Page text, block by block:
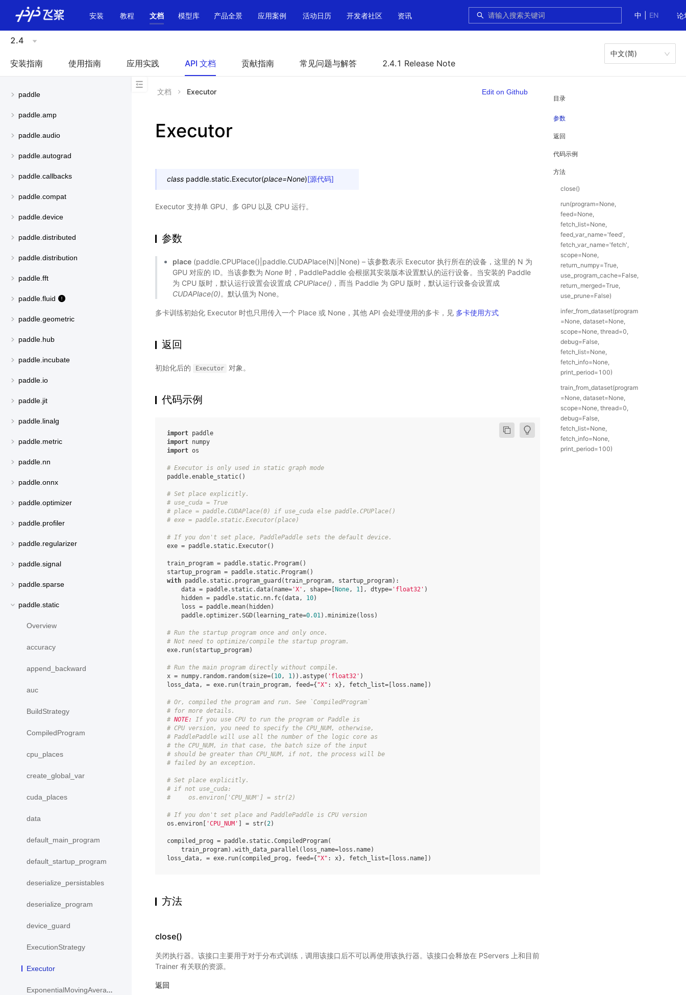
中
EN 论
安装 教程 文档 模型库 产品全景 应用案例 活动日历 开发者社区 资讯
2.4
安装指南 使用指南 应用实践 API 文档 贡献指南 常见问题与解答 2.4.1 Release Note
中文(简)
paddle
paddle.amp
paddle.audio
paddle.autograd
paddle.callbacks
paddle.compat
paddle.device
paddle.distributed
paddle.distribution
paddle.fft
paddle.fluid
paddle.geometric
paddle.hub
paddle.incubate
paddle.io
paddle.jit
paddle.linalg
paddle.metric
paddle.nn
paddle.onnx
paddle.optimizer
paddle.profiler
paddle.regularizer
paddle.signal
paddle.sparse
paddle.static
Overview
accuracy
append_backward
auc
BuildStrategy
CompiledProgram
cpu_places
create_global_var
cuda_places
data
default_main_program
default_startup_program
deserialize_persistables
deserialize_program
device_guard
ExecutionStrategy
Executor
ExponentialMovingAverage
目录
参数
返回
代码示例
方法
close()
run(program=None,
feed=None,
fetch_list=None,
feed_var_name='feed',
fetch_var_name='fetch',
scope=None,
return_numpy=True,
use_program_cache=False,
return_merged=True,
use_prune=False)
infer_from_dataset(program
=None, dataset=None,
scope=None, thread=0,
debug=False,
fetch_list=None,
fetch_info=None,
print_period=100)
train_from_dataset(program
=None, dataset=None,
scope=None, thread=0,
debug=False,
fetch_list=None,
fetch_info=None,
print_period=100)
文档 Executor Edit on Github
Executor
class paddle.static.Executor(place=None)[源代码]
Executor 支持单 GPU、多 GPU 以及 CPU 运行。
参数
place (paddle.CPUPlace()|paddle.CUDAPlace(N)|None) – 该参数表示 Executor 执行所在的设备，这里的 N 为
GPU 对应的 ID。当该参数为None 时，PaddlePaddle 会根据其安装版本设置默认的运行设备。当安装的 Paddle
为 CPU 版时，默认运行设置会设置成 CPUPlace() ，而当 Paddle 为 GPU 版时，默认运行设备会设置成
CUDAPlace(0)。默认值为 None。
多卡训练初始化 Executor 时也只用传入一个 Place 或 None，其他 API 会处理使用的多卡，见 多卡使用方式
返回
初始化后的 Executor 对象。
代码示例
import paddle
import numpy
import os
# Executor is only used in static graph mode
paddle.enable_static()
# Set place explicitly.
# use_cuda = True
# place = paddle.CUDAPlace(0) if use_cuda else paddle.CPUPlace()
# exe = paddle.static.Executor(place)
# If you don't set place, PaddlePaddle sets the default device.
exe = paddle. static. Executor()
train_program = paddle. static. Program()
startup_program = paddle. static. Program()
with paddle. static. program_guard (train_program, startup_program):
data = paddle. static.data( name= 'X' , shape= None, 1 ], dtype= 'float32' )
hidden = paddle. static. nn. fc(data, 10)
loss = paddle.mean( hidden)
paddle.optimizer.SGD( learning_rate=0.01) .minimize( loss )
# Run the startup program once and only once.
# Not need to optimize/compile the startup program.
exe. run( startup_program)
# Run the main program directly without compile.
x = numpy. random. random( size=( 10, 1)) .astype( 'float32' )
loss_data, = exe. run(train_program, feed={ "X" : x}, fetch_list= loss . name ])
# Or, compiled the program and run. See `CompiledProgram`
# for more details.
# NOTE:
If you use CPU to run the program or Paddle is
# CPU version, you need to specify the CPU_NUM, otherwise,
# PaddlePaddle will use all the number of the logic core as
# the CPU_NUM, in that case, the batch size of the input
# should be greater than CPU_NUM, if not, the process will be
# failed by an exception.
# Set place explicitly.
# if not use_cuda:
#     os.environ['CPU_NUM'] = str(2)
# If you don't set place and PaddlePaddle is CPU version
os .environ 'CPU_NUM' = str(2)
compiled_prog = paddle. static.CompiledProgram(
train_program) .with_data_parallel ( loss_name=loss . name)
loss_data, = exe. run( compiled_prog , feed={ "X" : x}, fetch_list= loss . name ])
方法
close()
关闭执行器。该接口主要用于对于分布式训练，调用该接口后不可以再使用该执行器。该接口会释放在 PServers 上和目前
Trainer 有关联的资源。
返回